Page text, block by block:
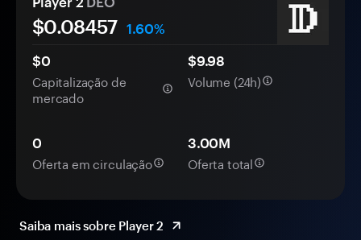
$0.08457 1.60%
$0
Capitalização de
mercado
$9.98
Volume (24h)
0
Oferta em circulação
3.00M
Oferta total
Saiba mais sobre Player 2